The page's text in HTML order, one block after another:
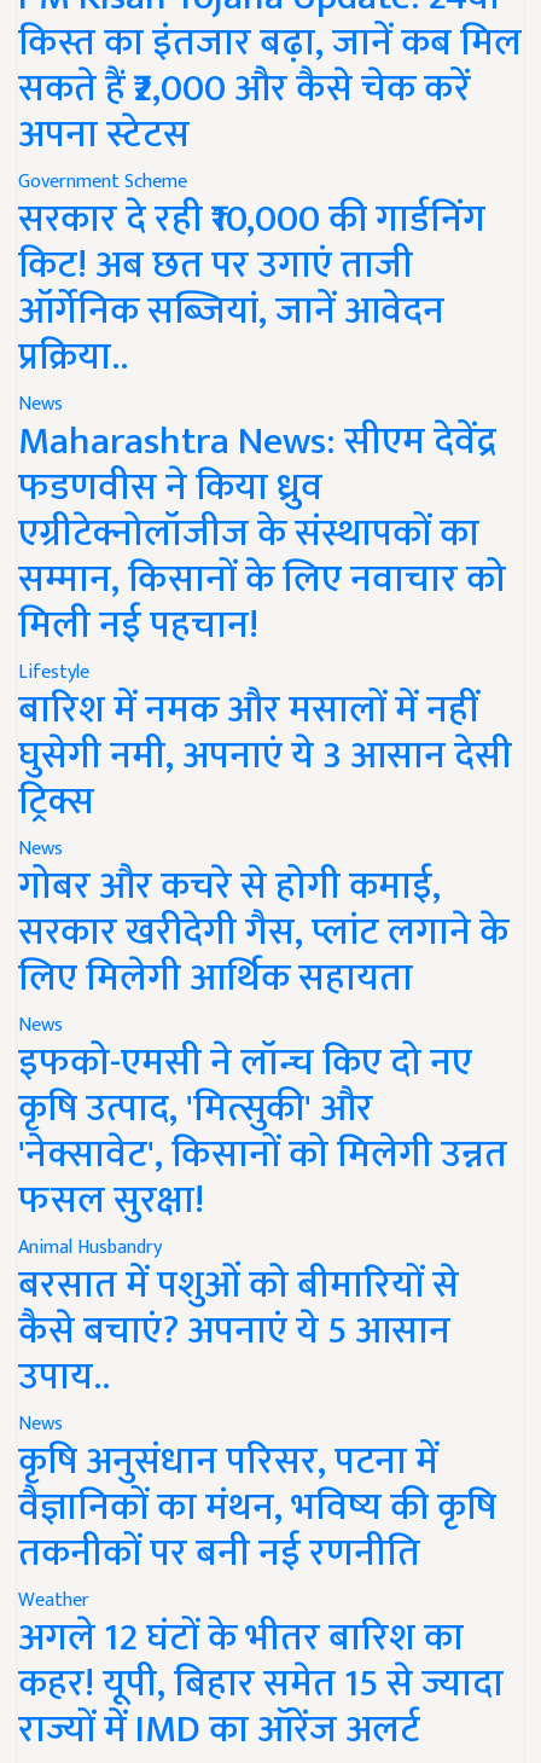
किस्त का इंतजार बढ़ा, जानें कब मिल
सकते हैं ₹2,000 और कैसे चेक करें
अपना स्टेटस
Government Scheme
सरकार दे रही ₹10,000 की गार्डनिंग
किट! अब छत पर उगाएं ताजी
ऑर्गेनिक सब्जियां, जानें आवेदन
प्रक्रिया..
News
Maharashtra News: सीएम देवेंद्र
फडणवीस ने किया ध्रुव
एग्रीटेक्नोलॉजीज के संस्थापकों का
सम्मान, किसानों के लिए नवाचार को
मिली नई पहचान!
Lifestyle
बारिश में नमक और मसालों में नहीं
घुसेगी नमी, अपनाएं ये 3 आसान देसी
ट्रिक्स
News
गोबर और कचरे से होगी कमाई,
सरकार खरीदेगी गैस, प्लांट लगाने के
लिए मिलेगी आर्थिक सहायता
News
इफको-एमसी ने लॉन्च किए दो नए
कृषि उत्पाद, 'मित्सुकी' और
'नेक्सावेट', किसानों को मिलेगी उन्नत
फसल सुरक्षा!
Animal Husbandry
बरसात में पशुओं को बीमारियों से
कैसे बचाएं? अपनाएं ये 5 आसान
उपाय..
News
कृषि अनुसंधान परिसर, पटना में
वैज्ञानिकों का मंथन, भविष्य की कृषि
तकनीकों पर बनी नई रणनीति
Weather
अगले 12 घंटों के भीतर बारिश का
कहर! यूपी, बिहार समेत 15 से ज्यादा
राज्यों में IMD का ऑरेंज अलर्ट